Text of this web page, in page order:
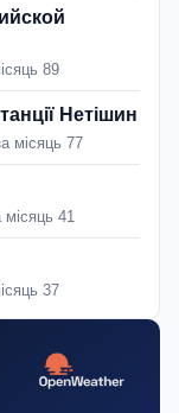
89
Нетішин
місяць 77
місяць 41
37